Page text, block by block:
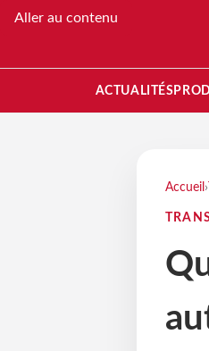
Aller au contenu
ACTUALITÉS
Accueil ›